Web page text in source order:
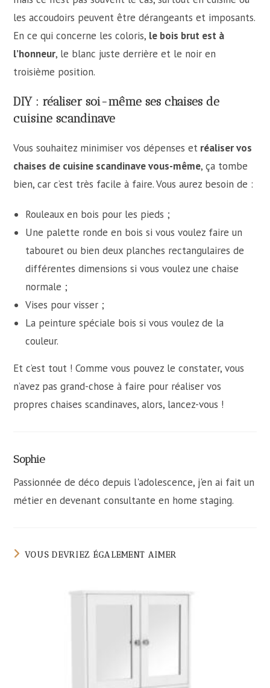
les accoudoirs peuvent être dérangeants et imposants.
En ce qui concerne les coloris, le bois brut est à
l’honneur, le blanc juste derrière et le noir en
troisième position.
DIY : réaliser soi-même ses chaises de
cuisine scandinave
Vous souhaitez minimiser vos dépenses et réaliser vos
chaises de cuisine scandinavevous-même, ça tombe
bien, car c’est très facile à faire. Vous aurez besoin de :
Rouleaux en bois pour les pieds ;
Une palette ronde en bois si vous voulez faire un
tabouret ou bien deux planches rectangulaires de
différentes dimensions si vous voulez une chaise
normale ;
Vises pour visser ;
La peinture spéciale bois si vous voulez de la
couleur.
Et c’est tout ! Comme vous pouvez le constater, vous
n’avez pas grand-chose à faire pour réaliser vos
propres chaises scandinaves, alors, lancez-vous !
Sophie
Passionnée de déco depuis l'adolescence, j'en ai fait un
métier en devenant consultante en home staging.
VOUS DEVRIEZ ÉGALEMENT AIMER